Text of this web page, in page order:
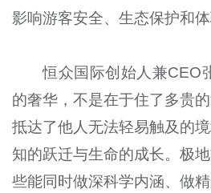
影响游客安全、生态保护和体
恒众国际创始人兼CEO
的奢华，不是在于住了多贵
抵达了他人无法轻易触及的
知的跃迁与生命的成长。极
些能同时做深科学内涵、做